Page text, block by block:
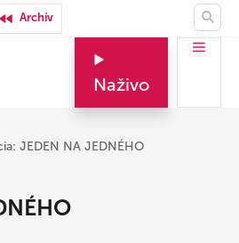
Archív
Naživo
JEDEN NA JEDNÉHO